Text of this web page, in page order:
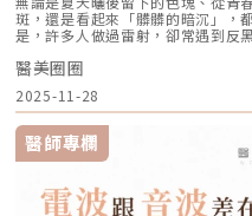
對值得你列入考量。在選擇療程前
合方案，才能真正達到年輕又自然
原廠產品，是安全變美的不二法
非單純的商業交易，所有的療程都
選擇合適的醫療方案，以確保安全與
皮、眼睛乾澀等。此外，孕婦絕對
師定期抽血監測肝功能與血脂，且
標準的累積劑量。CAPRI 藍雷射
「雷射波長」與「對油脂的吸收破
殺菌」的雙效機制，適合用來對
1726nm 的戰痘雷射則是專為「阻
出油源頭，因此更適合用來拯救中
的頑固型痘痘肌。誰最適合打
況，AviClear 將會是非常值得評估
經吃過口服 A 酸但無法忍受乾燥脫
的人。 備孕中或哺乳中的女性：
避孕一段時間；而戰痘雷射純粹是
家保養，能幫助控制毛孔不再進一
和清潔，不過度刺激：選擇胺基酸
可。避免頻繁使用磨砂或強力去角
度使用酸類，幫助代謝角質：對於
專業建議下使用酸類保養品： 水楊
油脂代謝，常用於黑頭與粉刺調理
作用於表層角質更新，改善肌膚粗
脂特性，屬較溫和的酸類選擇。3.
究較完整的抗老成分之一，可促
於老化型毛孔與膚質粗糙有一定幫
度、循序漸進方式建立耐受。4.
失與肌膚老化的重要因素之一。長
應確實做好防曬（塗抹防曬乳或物
斑，還是看起來「髒髒的暗沉」，
是，許多人做過雷射，卻常遇到反
影。 Reepot AI時光雷射（仿單名
字第 037165 號）自 2025 年 7 月
療領域重要新進展。它重新定義了
「燒灼式破壞」，轉變為更精準、
像分析與超冷卻保護，使治療不僅
效率。對於過去因反黑、修復期長
的出現為除斑帶來全新的可能。
作？和你聽過的皮秒、傳統雷射有
術後照護、價格又是多少呢？希望
考。為什麼斑點這麼難纏？了解色
醫美圈圈
2025-11-28
醫師專欄